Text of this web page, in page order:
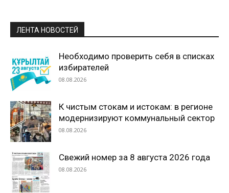
ЛЕНТА НОВОСТЕЙ
Необходимо проверить себя в списках
избирателей
08.08.2026
К чистым стокам и истокам: в регионе
модернизируют коммунальный сектор
08.08.2026
Свежий номер за 8 августа 2026 года
08.08.2026